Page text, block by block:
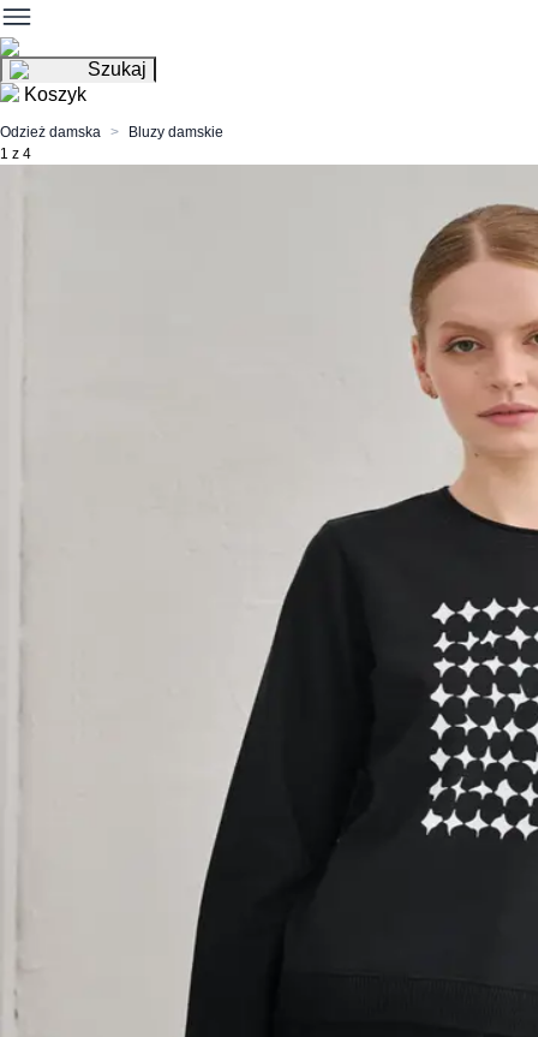
Szukaj
Koszyk
Odzież damska
Bluzy damskie
1 z 4